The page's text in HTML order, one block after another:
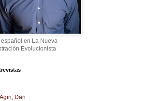
español en La Nueva
Evolucionista
Agin, Dan